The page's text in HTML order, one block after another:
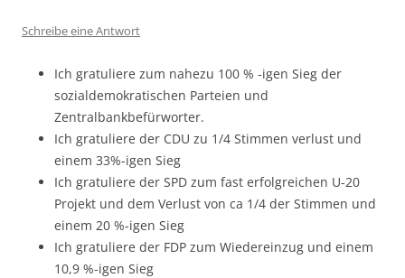
Schreibe eine Antwort
Ich gratuliere zum nahezu 100 % -igen Sieg der
sozialdemokratischen Parteien und
Zentralbankbefürworter.
Ich gratuliere der CDU zu 1/4 Stimmen verlust und
einem 33%-igen Sieg
Ich gratuliere der SPD zum fast erfolgreichen U-20
Projekt und dem Verlust von ca 1/4 der Stimmen und
einem 20 %-igen Sieg
Ich gratuliere der FDP zum Wiedereinzug und einem
10,9 %-igen Sieg